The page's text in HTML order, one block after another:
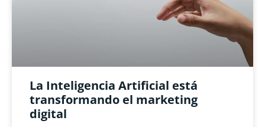
La Inteligencia Artificial está
transformando el marketing
digital